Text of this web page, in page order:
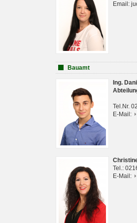
Email:
Bauamt
Ing.
Tel.Nr.
E-Mail:
Tel.:
E-Mail: